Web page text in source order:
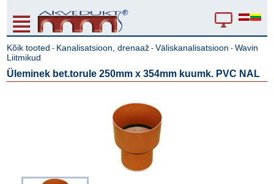
Kõik tooted - Kanalisatsioon, drenaaž -Väliskanalisatsioon -Wavin
Liitmikud
Üleminek bet.torule 250mm x 354mm kuumk. PVC NAL